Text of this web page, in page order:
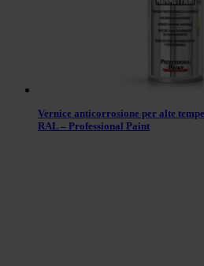
Vernice anticorrosione per alte
RAL – Professional Paint